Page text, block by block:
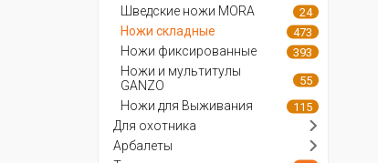
Шведские ножи MORA 24
Ножи складные 473
Ножи фиксированные 393
Ножи и мультитулы
GANZO
55
Ножи для Выживания 115
Для охотника
Арбалеты